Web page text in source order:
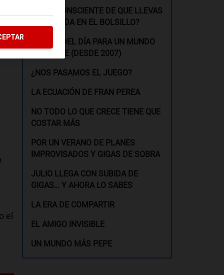
a
el
¿ERES CONSCIENTE DE QUE LLEVAS
MEDIA VIDA EN EL BOLSILLO?
RECETA DEL DÍA PARA UN MUNDO
MÁS PEPE (DESDE 2007)
¿NOS PASAMOS EL JUEGO?
LA ECUACIÓN DE FRAN PEREA
NO TODO LO QUE CRECE TIENE QUE
COSTAR MÁS
POR UN VERANO DE PLANES
IMPROVISADOS Y GIGAS DE SOBRA
JULIO LLEGA CON SUBIDA DE
GIGAS… Y AHORA LO SABES
LA ERA DE COMPARTIR
EL AMIGO INVISIBLE
UN MUNDO MÁS PEPE